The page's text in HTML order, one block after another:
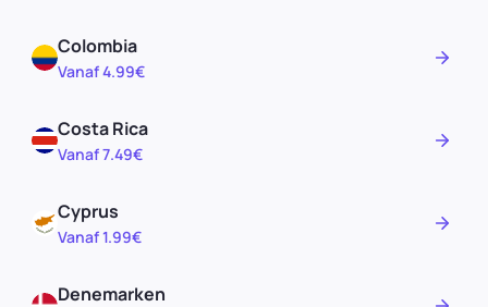
Colombia
Vanaf 4.99€
Costa Rica
Vanaf 7.49€
Cyprus
Vanaf 1.99€
Denemarken